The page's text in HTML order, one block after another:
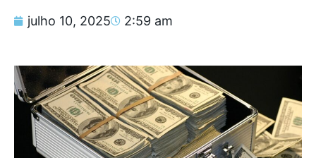
julho 10, 2025 2:59 am